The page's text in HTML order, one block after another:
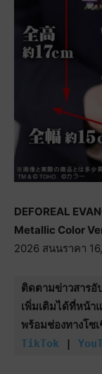
DEFOREAL
Metallic Color
2026 สนนราคา
ติดตามข่าวสารอั
เพิ่มเติมได้ที่หน้า
พร้อมช่องทางโซ
TikTok